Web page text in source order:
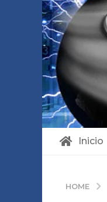
Inicio
HOME